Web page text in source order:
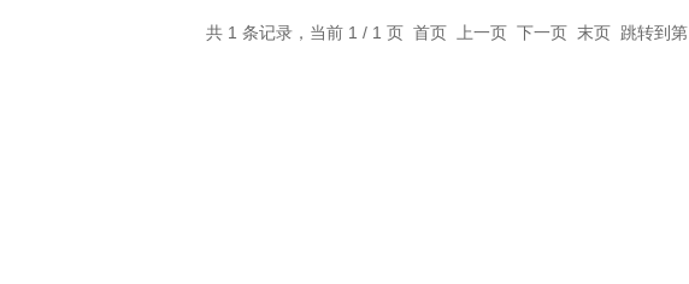
共 1 条记录，当前 1 / 1 页 首页 上一页 下一页 末页 跳转到第